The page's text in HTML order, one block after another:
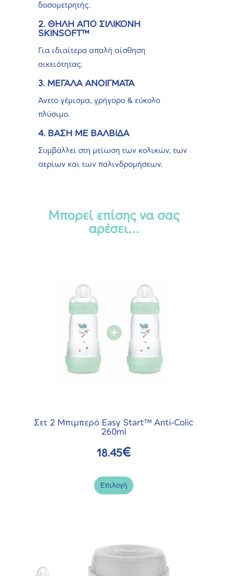
δοσομετρητής.
2. ΘΗΛΗ ΑΠΟ ΣΙΛΙΚΟΝΗ
SKINSOFT™
Για ιδιαίτερα απαλή αίσθηση
οικειότητας.
3. ΜΕΓΑΛΑ ΑΝΟΙΓΜΑΤΑ
Άνετο γέμισμα, γρήγορο & εύκολο
πλύσιμο.
4. ΒΑΣΗ ΜΕ ΒΑΛΒΙΔΑ
Συμβάλλει στη μείωση των κολικών, των
αερίων και των παλινδρομήσεων.
Μπορεί επίσης να σας
αρέσει…
Σετ 2 Μπιμπερό Easy Start™ Anti-Colic
260ml
18.45€
Επιλογή
σελίδα